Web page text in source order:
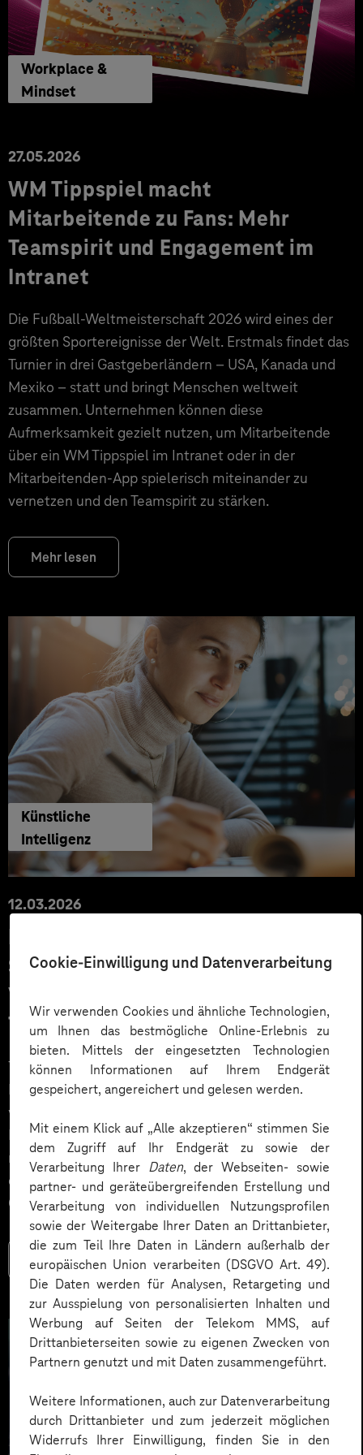
Cookie-Einwilligung und Datenverarbeitung
Wir verwenden Cookies und ähnliche Technologien,
um Ihnen das bestmögliche Online-Erlebnis zu
bieten. Mittels der eingesetzten Technologien
können Informationen auf Ihrem Endgerät
gespeichert, angereichert und gelesen werden.
Mit einem Klick auf „Alle akzeptieren“ stimmen Sie
dem Zugriff auf Ihr Endgerät zu sowie der
Verarbeitung Ihrer Daten, der Webseiten- sowie
partner- und geräteübergreifenden Erstellung und
Verarbeitung von individuellen Nutzungsprofilen
sowie der Weitergabe Ihrer Daten an Drittanbieter,
die zum Teil Ihre Daten in Ländern außerhalb der
europäischen Union verarbeiten (DSGVO Art. 49).
Die Daten werden für Analysen, Retargeting und
zur Ausspielung von personalisierten Inhalten und
Werbung auf Seiten der Telekom MMS, auf
Drittanbieterseiten sowie zu eigenen Zwecken von
Partnern genutzt und mit Daten zusammengeführt.
Weitere Informationen, auch zur Datenverarbeitung
durch Drittanbieter und zum jederzeit möglichen
Widerrufs Ihrer Einwilligung, finden Sie in den
Workplace &
Mindset
27.05.2026
WM Tippspiel macht
Mitarbeitende zu Fans: Mehr
Teamspirit und Engagement im
Intranet
Die Fußball-Weltmeisterschaft 2026 wird eines der
größten Sportereignisse der Welt. Erstmals findet das
Turnier in drei Gastgeberländern – USA, Kanada und
Mexiko – statt und bringt Menschen weltweit
zusammen. Unternehmen können diese
Aufmerksamkeit gezielt nutzen, um Mitarbeitende
über ein WM Tippspiel im Intranet oder in der
Mitarbeitenden-App spielerisch miteinander zu
vernetzen und den Teamspirit zu stärken.
Mehr lesen
Künstliche
Intelligenz
12.03.2026
KI-Wandel erfolgreich meistern –
So stärken Sie die
Veränderungskompetenz Ihrer
Teams
Technologie allein macht noch keine Transformation.
Entscheidend ist, wie Menschen Veränderung erleben,
verstehen und mitgestalten. Gerade bei der
Einführung von künstlicher Intelligenz zeigt sich, dass
nicht die Technik über Erfolg oder Misserfolg
entscheidet, sondern die Veränderungskompetenz der
Organisation.
Mehr lesen